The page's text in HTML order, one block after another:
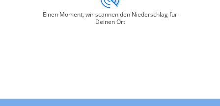
Einen Moment, wir scannen den Niederschlag für
Deinen Ort